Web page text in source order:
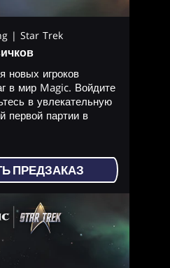
| Star Trek
новых игроков
в мир Magic. Войдите
в увлекательную
первой партии в
ПРЕДЗАКАЗ